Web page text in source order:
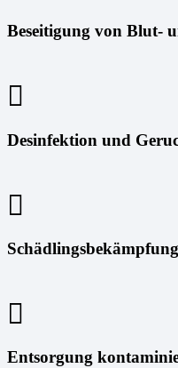
Beseitigung von Blut-
Desinfektion und
Schädlingsbekämpfung
Entsorgung